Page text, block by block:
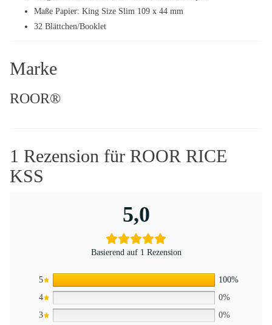
Maße Papier: King Size Slim 109 x 44 mm
32 Blättchen/Booklet
Marke
ROOR®
1 Rezension für ROOR RICE
KSS
5,0
Basierend auf 1 Rezension
5
100%
4
0%
3
0%